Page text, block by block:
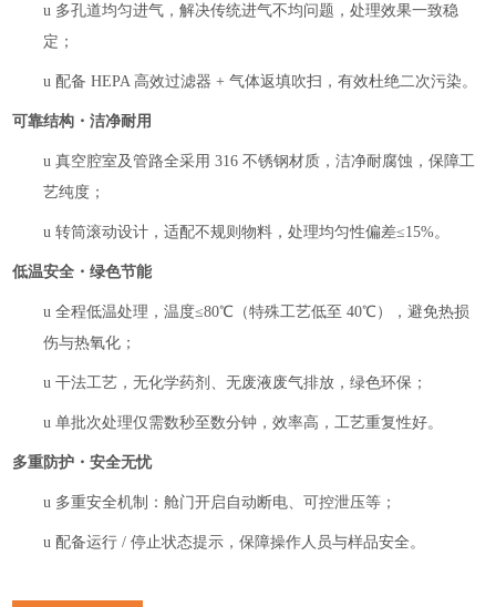
u 多孔道均匀进气，解决传统进气不均问题，处理效果一致稳
定；
u 配备 HEPA 高效过滤器 + 气体返填吹扫，有效杜绝二次污染。
可靠结构・洁净耐用
u真空腔室及管路全采用 316 不锈钢材质，洁净耐腐蚀，保障工
艺纯度；
u转筒滚动设计，适配不规则物料，处理均匀性偏差≤15%。
低温安全・绿色节能
u全程低温处理，温度≤80℃（特殊工艺低至 40℃），避免热损
伤与热氧化；
u干法工艺，无化学药剂、无废液废气排放，绿色环保；
u单批次处理仅需数秒至数分钟，效率高，工艺重复性好。
多重防护・安全无忧
u 多重安全机制：舱门开启自动断电、可控泄压等；
u 配备运行 / 停止状态提示，保障操作人员与样品安全。